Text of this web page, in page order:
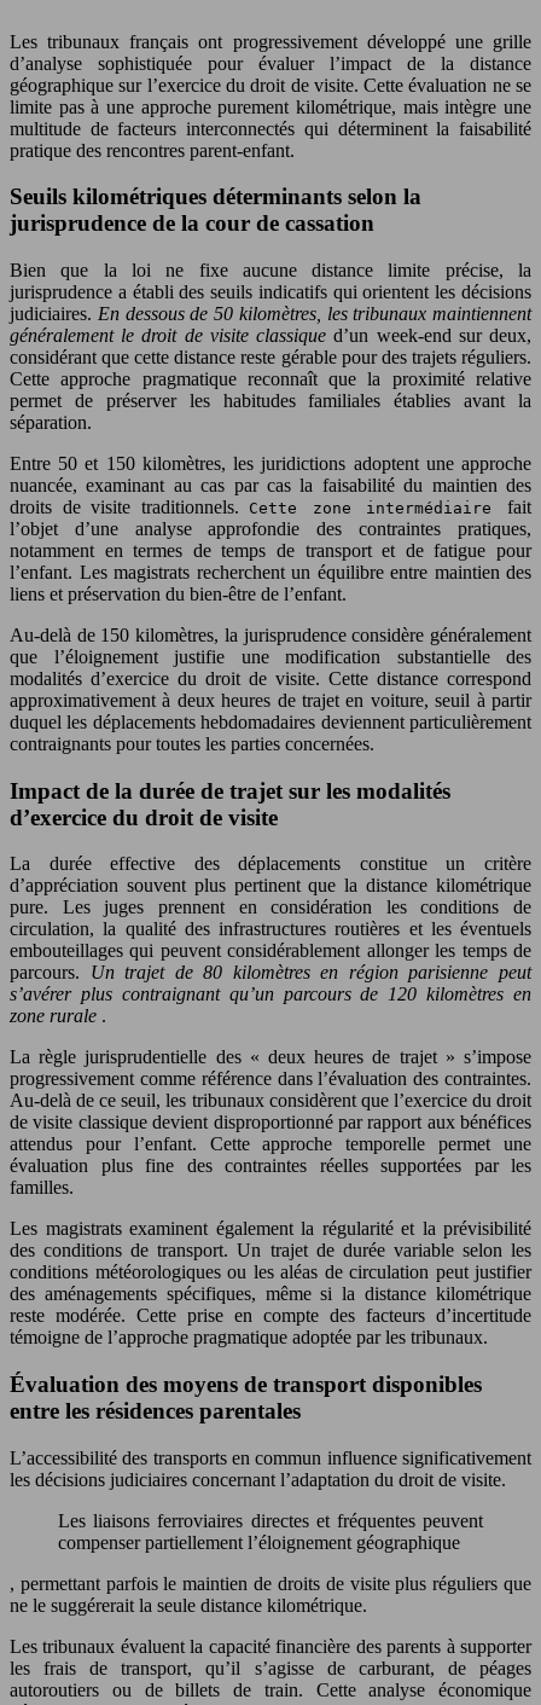
Les tribunaux français ont progressivement développé une grille
d’analyse sophistiquée pour évaluer l’impact de la distance
géographique sur l’exercice du droit de visite. Cette évaluation ne se
limite pas à une approche purement kilométrique, mais intègre une
multitude de facteurs interconnectés qui déterminent la faisabilité
pratique des rencontres parent-enfant.
Seuils kilométriques déterminants selon la
jurisprudence de la cour de cassation
Bien que la loi ne fixe aucune distance limite précise, la
jurisprudence a établi des seuils indicatifs qui orientent les décisions
judiciaires. En dessous de 50 kilomètres, les tribunaux maintiennent
généralement le droit de visite classiqued’un week-end sur deux,
considérant que cette distance reste gérable pour des trajets réguliers.
Cette approche pragmatique reconnaît que la proximité relative
permet de préserver les habitudes familiales établies avant la
séparation.
Entre 50 et 150 kilomètres, les juridictions adoptent une approche
nuancée, examinant au cas par cas la faisabilité du maintien des
droits de visite traditionnels.
Cette zone intermédiairefait
l’objet d’une analyse approfondie des contraintes pratiques,
notamment en termes de temps de transport et de fatigue pour
l’enfant. Les magistrats recherchent un équilibre entre maintien des
liens et préservation du bien-être de l’enfant.
Au-delà de 150 kilomètres, la jurisprudence considère généralement
que l’éloignement justifie une modification substantielle des
modalités d’exercice du droit de visite. Cette distance correspond
approximativement à deux heures de trajet en voiture, seuil à partir
duquel les déplacements hebdomadaires deviennent particulièrement
contraignants pour toutes les parties concernées.
Impact de la durée de trajet sur les modalités
d’exercice du droit de visite
La durée effective des déplacements constitue un critère
d’appréciation souvent plus pertinent que la distance kilométrique
pure. Les juges prennent en considération les conditions de
circulation, la qualité des infrastructures routières et les éventuels
embouteillages qui peuvent considérablement allonger les temps de
parcours. Un trajet de 80 kilomètres en région parisienne peut
s’avérer plus contraignant qu’un parcours de 120 kilomètres en
zone rurale .
La règle jurisprudentielle des « deux heures de trajet » s’impose
progressivement comme référence dans l’évaluation des contraintes.
Au-delà de ce seuil, les tribunaux considèrent que l’exercice du droit
de visite classique devient disproportionné par rapport aux bénéfices
attendus pour l’enfant. Cette approche temporelle permet une
évaluation plus fine des contraintes réelles supportées par les
familles.
Les magistrats examinent également la régularité et la prévisibilité
des conditions de transport. Un trajet de durée variable selon les
conditions météorologiques ou les aléas de circulation peut justifier
des aménagements spécifiques, même si la distance kilométrique
reste modérée. Cette prise en compte des facteurs d’incertitude
témoigne de l’approche pragmatique adoptée par les tribunaux.
Évaluation des moyens de transport disponibles
entre les résidences parentales
L’accessibilité des transports en commun influence significativement
les décisions judiciaires concernant l’adaptation du droit de visite.
Les liaisons ferroviaires directes et fréquentes peuvent
compenser partiellement l’éloignement géographique
, permettant parfois le maintien de droits de visite plus réguliers que
ne le suggérerait la seule distance kilométrique.
Les tribunaux évaluent la capacité financière des parents à supporter
les frais de transport, qu’il s’agisse de carburant, de péages
autoroutiers ou de billets de train. Cette analyse économique